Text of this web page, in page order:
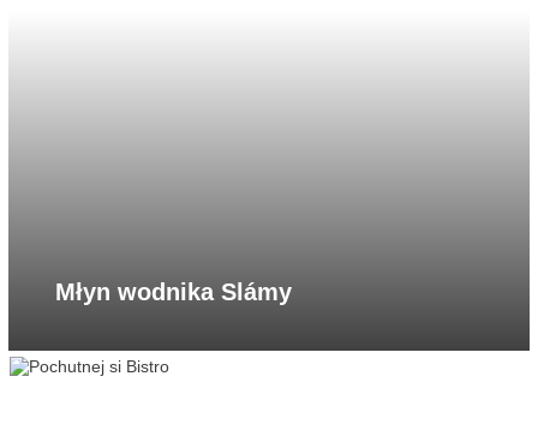
Młyn wodnika Slámy